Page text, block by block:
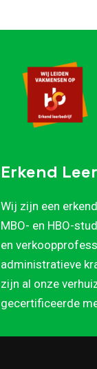
Erkend
Wij zijn een
MBO- en HBO-
en
administratieve
zijn al onze
gecertificeerde